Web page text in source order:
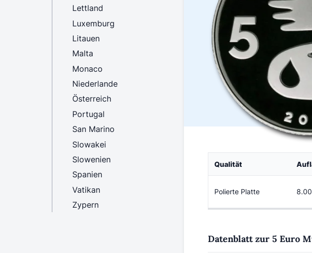
Qualität
Polierte Platte
Datenblatt zur 5 Euro
Lettland
Luxemburg
Litauen
Malta
Monaco
Niederlande
Österreich
Portugal
San Marino
Slowakei
Slowenien
Spanien
Vatikan
Zypern